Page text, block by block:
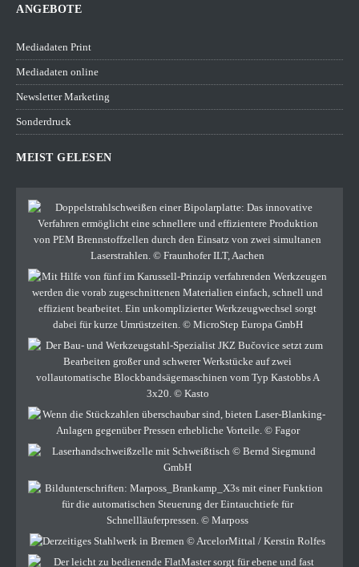
ANGEBOTE
Mediadaten Print
Mediadaten online
Newsletter Marketing
Sonderdruck
MEIST GELESEN